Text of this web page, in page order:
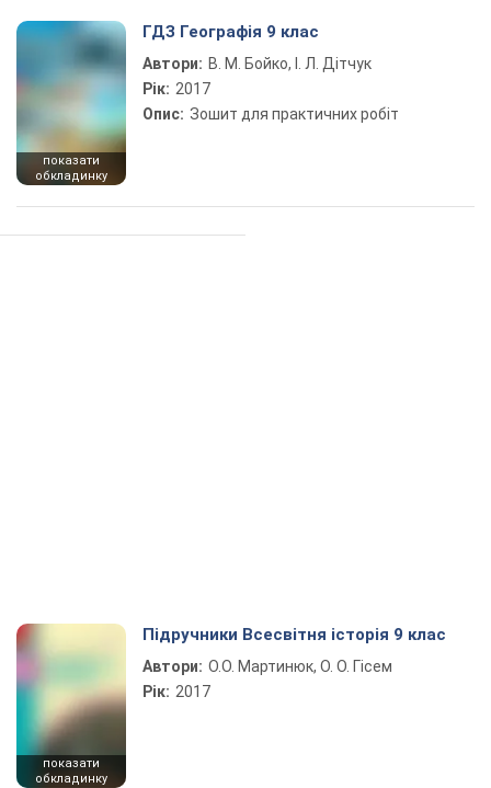
показати
обкладинку
ГДЗ Географія 9 клас
Автори: В. М. Бойко, І. Л. Дітчук
Рік: 2017
Опис: Зошит для практичних робіт
показати
обкладинку
Підручники Всесвітня історія 9 клас
Автори: О.О. Мартинюк, О. О. Гісем
Рік: 2017